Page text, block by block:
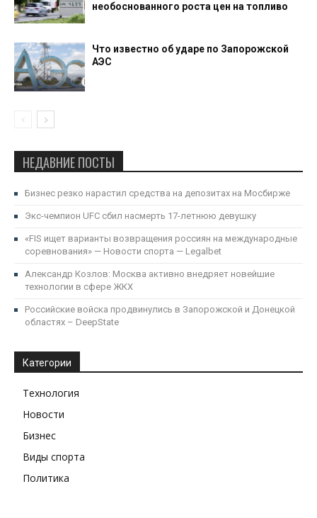
необоснованного роста цен на топливо
Что известно об ударе по Запорожской
АЭС
НЕДАВНИЕ ПОСТЫ
Бизнес резко нарастил средства на депозитах на Мосбирже
Экс-чемпион UFC сбил насмерть 17-летнюю девушку
«FIS ищет варианты возвращения россиян на международные
соревнования» — Новости спорта — Legalbet
Александр Козлов: Москва активно внедряет новейшие
технологии в сфере ЖКХ
Российские войска продвинулись в Запорожской и Донецкой
областях – DeepState
Категории
Технология
Новости
Бизнес
Виды спорта
Политика